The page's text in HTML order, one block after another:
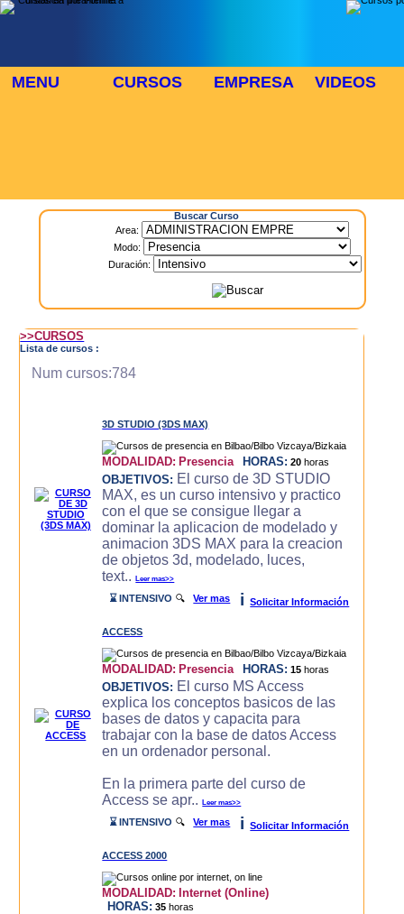
MENU CURSOS EMPRESA VIDEOS
Buscar Curso
Area:
Modo:
Duración:
>>CURSOS
Lista de cursos :
Num cursos:784
3D STUDIO (3DS MAX)
MODALIDAD: Presencia HORAS: 20 horas
OBJETIVOS: El curso de 3D STUDIO
MAX, es un curso intensivo y practico
con el que se consigue llegar a
dominar la aplicacion de modelado y
animacion 3DS MAX para la creacion
de objetos 3d, modelado, luces,
text..Leer mas>>
⌛ INTENSIVO 🔍Ver mas i Solicitar Información
ACCESS
MODALIDAD: Presencia HORAS: 15 horas
OBJETIVOS: El curso MS Access
explica los conceptos basicos de las
bases de datos y capacita para
trabajar con la base de datos Access
en un ordenador personal.
En la primera parte del curso de
Access se apr..Leer mas>>
⌛ INTENSIVO 🔍Ver mas i Solicitar Información
ACCESS 2000
MODALIDAD: Internet (Online)
HORAS: 35 horas